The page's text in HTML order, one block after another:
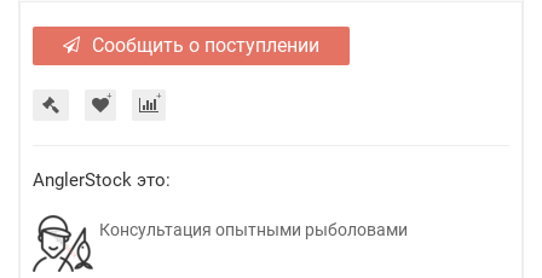
Сообщить о поступлении
AnglerStock это:
Консультация опытными рыболовами